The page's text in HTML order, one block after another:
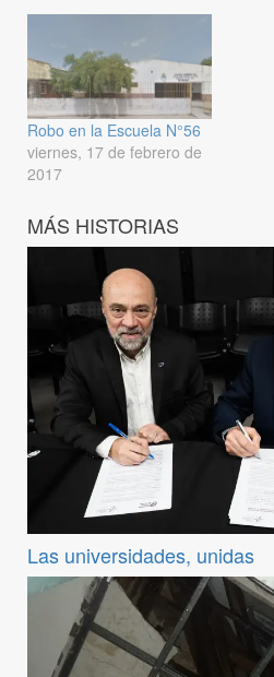
Robo en la Escuela N°56
viernes, 17 de febrero de
2017
MÁS HISTORIAS
Las universidades, unidas